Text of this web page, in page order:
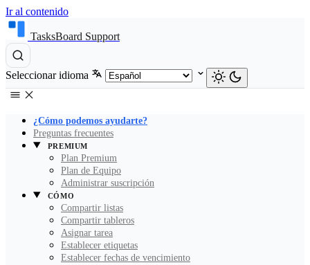
Ir al contenido
TasksBoard Support
Seleccionar idioma
¿Cómo podemos ayudarte?
Preguntas frecuentes
PREMIUM
Plan Premium
Plan de Equipo
Administrar suscripción
CÓMO
Compartir listas
Compartir tableros
Asignar tarea
Establecer etiquetas
Establecer fechas de vencimiento